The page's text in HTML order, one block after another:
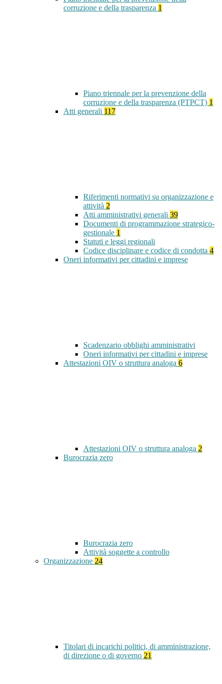
corruzione e della trasparenza 1
Piano triennale per la prevenzione della
corruzione e della trasparenza (PTPCT) 1
Atti generali 117
Riferimenti normativi su organizzazione e
attività 2
Atti amministrativi generali 39
Documenti di programmazione strategico-
gestionale 1
Statuti e leggi regionali
Codice disciplinare e codice di condotta 4
Oneri informativi per cittadini e imprese
Scadenzario obblighi amministrativi
Oneri informativi per cittadini e imprese
Attestazioni OIV o struttura analoga 6
Attestazioni OIV o struttura analoga 2
Burocrazia zero
Burocrazia zero
Attività soggette a controllo
Organizzazione 24
Titolari di incarichi politici, di amministrazione,
di direzione o di governo 21